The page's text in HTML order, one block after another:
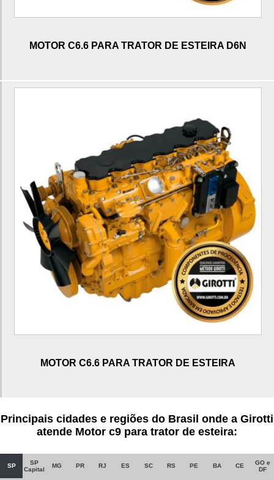
10r7225 caterpillar
10r7225 injetor
10r7673 caterpillar
Bico injetor caterpillar
Bico injetor caterpillar 120k
Bico injetor caterpillar 320d
Motor caterpillar
Sistema heui caterpillar
Unidade injetora caterpillar 120k
MOTOR C6.6 PARA TRATOR DE ESTEIRA D6N
MOTOR C6.6 PARA TRATOR DE ESTEIRA
Principais cidades e regiões do Brasil onde a Girotti
atende Motor c9 para trator de esteira:
SP
SP
Capital
MG PR RJ ES SC RS PE BA CE
GO e
DF